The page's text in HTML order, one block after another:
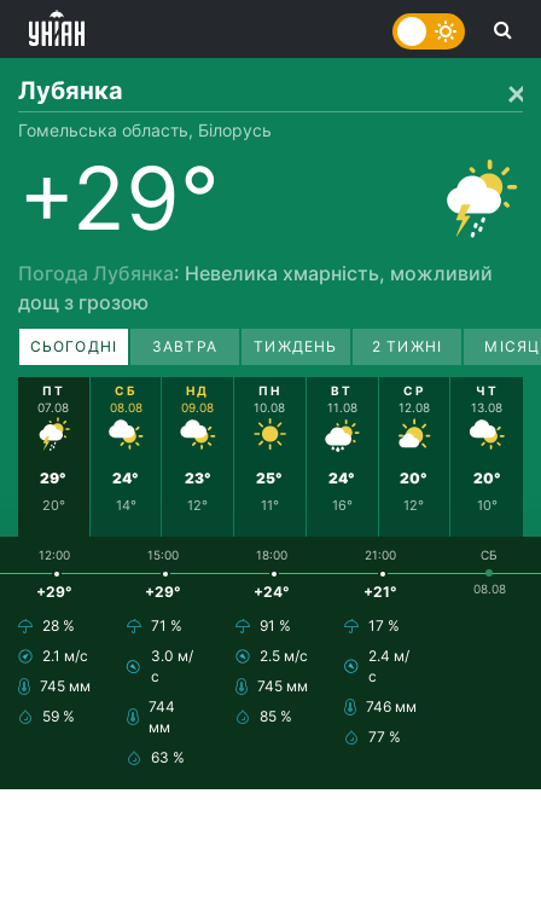
Лубянка
Гомельська область, Білорусь
+29°
Погода Лубянка: Невелика хмарність, можливий
дощ з грозою
СЬОГОДНІ ЗАВТРА ТИЖДЕНЬ 2 ТИЖНІ
ПТ
07.08
29°
20°
СБ
08.08
24°
14°
НД
09.08
23°
12°
ПН
10.08
25°
11°
ВТ
11.08
24°
16°
СР
12.08
20°
12°
ЧТ
13.08
20°
10°
12:00
+29°
28 %
2.1 м/с
745 мм
59 %
15:00
+29°
71 %
3.0 м/
с
744
мм
63 %
18:00
+24°
91 %
2.5 м/с
745 мм
85 %
21:00
+21°
17 %
2.4 м/
с
746 мм
77 %
СБ
08.08